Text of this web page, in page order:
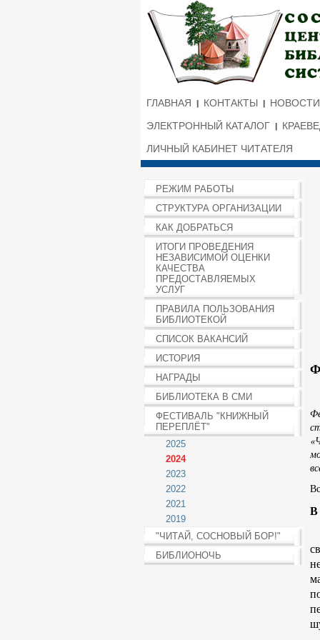
ГЛАВНАЯ КОНТАКТЫ
НОВОСТИ
ЭЛЕКТРОННЫЙ КАТАЛОГ
ЛИЧНЫЙ КАБИНЕТ ЧИТАТЕЛЯ
РЕЖИМ РАБОТЫ
СТРУКТУРА ОРГАНИЗАЦИИ
КАК ДОБРАТЬСЯ
ИТОГИ ПРОВЕДЕНИЯ
НЕЗАВИСИМОЙ ОЦЕНКИ
КАЧЕСТВА
ПРЕДОСТАВЛЯЕМЫХ
УСЛУГ
ПРАВИЛА ПОЛЬЗОВАНИЯ
БИБЛИОТЕКОЙ
СПИСОК ВАКАНСИЙ
ИСТОРИЯ
НАГРАДЫ
БИБЛИОТЕКА В СМИ
ФЕСТИВАЛЬ "КНИЖНЫЙ
ПЕРЕПЛЁТ"
2025
2024
2023
2022
2021
2019
"ЧИТАЙ, СОСНОВЫЙ БОР!"
БИБЛИОНОЧЬ
В